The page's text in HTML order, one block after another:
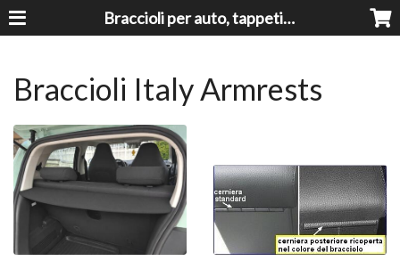
Braccioli per auto, tappeti auto, accessori auto MADE IN ITALY - Armrests, Mittelarmlehnen, Accoundoirs
Braccioli Italy Armrests